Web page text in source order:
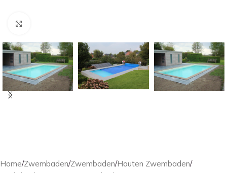
Home/Zwembaden/Zwembaden/Houten Zwembaden/